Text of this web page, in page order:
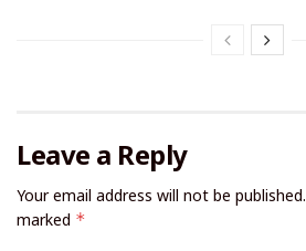
Leave a Reply
Your email address will not be published.
marked *